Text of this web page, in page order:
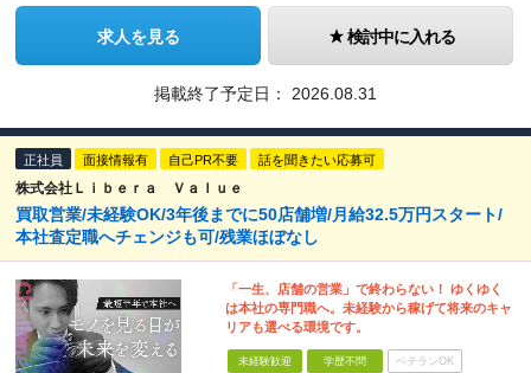
求人を見る 検討中に入れる
掲載終了予定日： 2026.08.31
正社員 面接情報有 自己PR不要 話を聞きたい応募可
株式会社Ｌｉｂｅｒａ Ｖａｌｕｅ
買取営業/未経験OK/3年後までに50店舗増/月給32.5万円スタート/
本社査定職へチェンジも可/残業ほぼなし
「一生、店舗の営業」で終わらない！ ゆくゆく
は本社の専門職へ。未経験から稼げて将来のキャ
リアも選べる環境です。
未経験歓迎 学歴不問 ベテランOK